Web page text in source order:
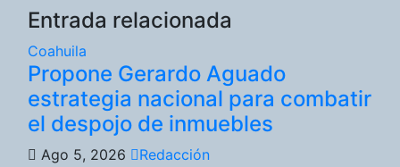
Entrada relacionada
Coahuila
Propone Gerardo Aguado
estrategia nacional para combatir
el despojo de inmuebles
Ago 5, 2026
Redacción